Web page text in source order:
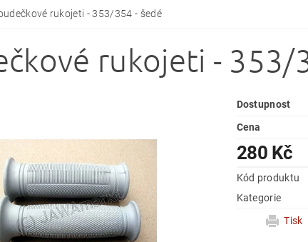
MOJE OBJEDNÁVKA
rukojeti - 353/354 - šedé
rukojeti - 353/
Dostupnost
Cena
280 Kč
Kód produktu
Kategorie
Tisk